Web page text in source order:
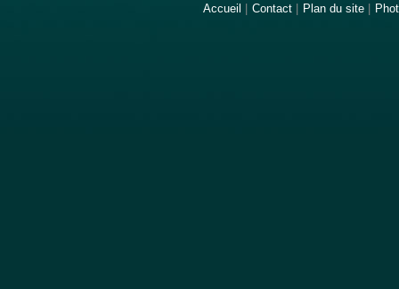
Accueil Contact Plan du site